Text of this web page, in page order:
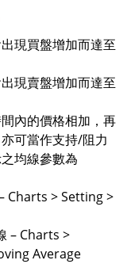
現買盤增加而達至
現賣盤增加而達至
內的價格相加，再
可當作支持/阻力
均線參數為
Charts > Setting >
– Charts >
Average